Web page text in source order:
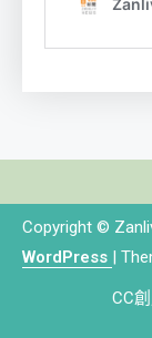
Copyright ©
WordPress |
CC